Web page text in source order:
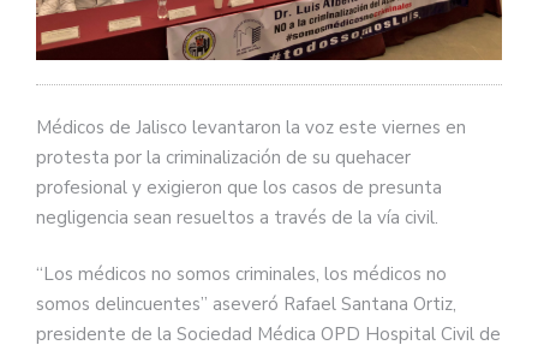
Médicos de Jalisco levantaron la voz este viernes en
protesta por la criminalización de su quehacer
profesional y exigieron que los casos de presunta
negligencia sean resueltos a través de la vía civil.
“Los médicos no somos criminales, los médicos no
somos delincuentes” aseveró Rafael Santana Ortiz,
presidente de la Sociedad Médica OPD Hospital Civil de